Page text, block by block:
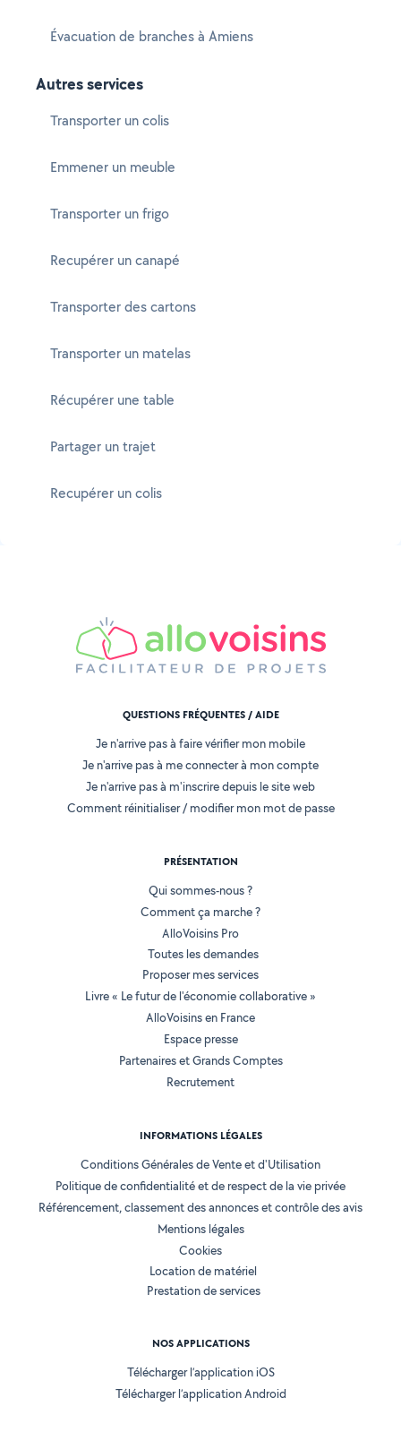
Évacuation de branches à Amiens
Autres services
Transporter un colis
Emmener un meuble
Transporter un frigo
Recupérer un canapé
Transporter des cartons
Transporter un matelas
Récupérer une table
Partager un trajet
Recupérer un colis
QUESTIONS FRÉQUENTES / AIDE
Je n'arrive pas à faire vérifier mon mobile
Je n'arrive pas à me connecter à mon compte
Je n'arrive pas à m'inscrire depuis le site web
Comment réinitialiser / modifier mon mot de passe
PRÉSENTATION
Qui sommes-nous ?
Comment ça marche ?
AlloVoisins Pro
Toutes les demandes
Proposer mes services
Livre « Le futur de l'économie collaborative »
AlloVoisins en France
Espace presse
Partenaires et Grands Comptes
Recrutement
INFORMATIONS LÉGALES
Conditions Générales de Vente et d'Utilisation
Politique de confidentialité et de respect de la vie privée
Référencement, classement des annonces et contrôle des avis
Mentions légales
Cookies
Location de matériel
Prestation de services
NOS APPLICATIONS
Télécharger l’application iOS
Télécharger l’application Android